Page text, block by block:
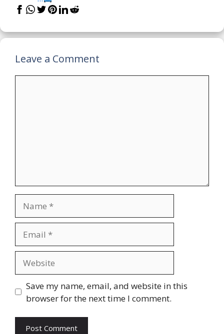
Leave a Comment
Save my name, email, and website in this
browser for the next time I comment.